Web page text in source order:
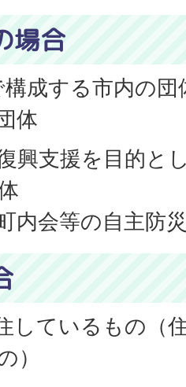
場合
成する市内の
体
興支援を目的と
内会等の自主防
しているもの（
）